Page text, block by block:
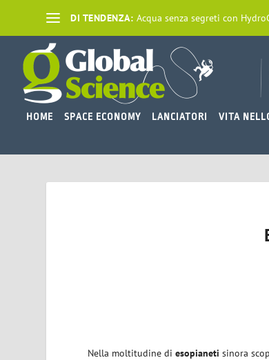
DI TENDENZA: Acqua senza segreti con
HOME SPACE ECONOMY LANCIATORI VITA
Nella moltitudine diesopianeti sinora